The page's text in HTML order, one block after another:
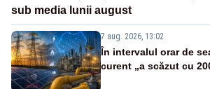
sub media lunii august
7 aug. 2026, 13:02
În intervalul orar de
curent „a scăzut cu